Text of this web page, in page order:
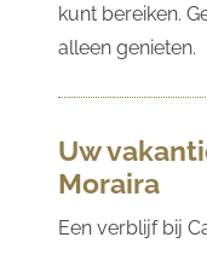
kunt bereiken.
alleen genieten.
Uw
Moraira
Een verblijf bij